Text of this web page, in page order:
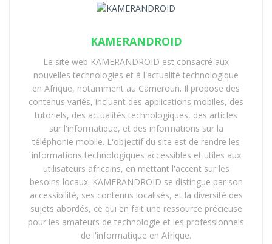
KAMERANDROID
Le site web KAMERANDROID est consacré aux
nouvelles technologies et à l'actualité technologique
en Afrique, notamment au Cameroun. Il propose des
contenus variés, incluant des applications mobiles, des
tutoriels, des actualités technologiques, des articles
sur l'informatique, et des informations sur la
téléphonie mobile. L'objectif du site est de rendre les
informations technologiques accessibles et utiles aux
utilisateurs africains, en mettant l'accent sur les
besoins locaux. KAMERANDROID se distingue par son
accessibilité, ses contenus localisés, et la diversité des
sujets abordés, ce qui en fait une ressource précieuse
pour les amateurs de technologie et les professionnels
de l'informatique en Afrique.